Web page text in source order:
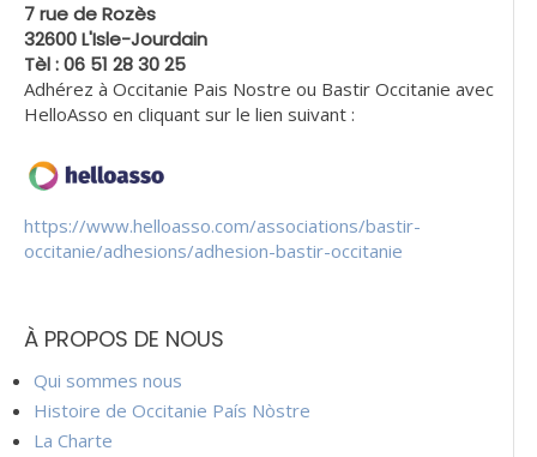
7 rue de Rozès
32600 L'Isle-Jourdain
Tèl : 06 51 28 30 25
Adhérez à Occitanie Pais Nostre ou Bastir Occitanie avec
HelloAsso en cliquant sur le lien suivant :
https://www.helloasso.com/associations/bastir-
occitanie/adhesions/adhesion-bastir-occitanie
À PROPOS DE NOUS
Qui sommes nous
Histoire de Occitanie País Nòstre
La Charte